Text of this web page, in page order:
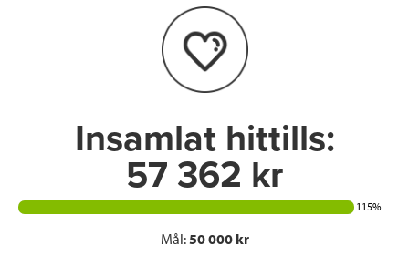
e
I
n
Insamlat hittills:
57 362 kr
115%
Mål:50 000 kr